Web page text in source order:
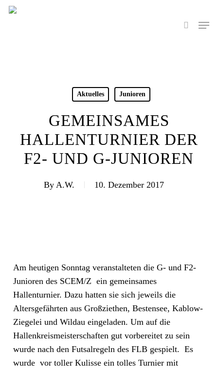
Skip
search
Menu
Aktuelles Junioren
GEMEINSAMES
HALLENTURNIER DER
F2- UND G-JUNIOREN
By A.W. 10. Dezember 2017
Am heutigen Sonntag veranstalteten die G- und F2-
Junioren des SCEM/Z ein gemeinsames
Hallenturnier. Dazu hatten sie sich jeweils die
Altersgefährten aus Großziethen, Bestensee, Kablow-
Ziegelei und Wildau eingeladen. Um auf die
Hallenkreismeisterschaften gut vorbereitet zu sein
wurde nach den Futsalregeln des FLB gespielt. Es
wurde vor toller Kulisse ein tolles Turnier mit